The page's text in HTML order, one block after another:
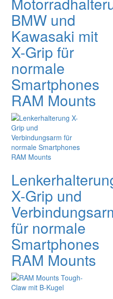
BMW und
Kawasaki mit
X-Grip für
normale
Smartphones
RAM Mounts
X-Grip und
für normale
Smartphones
RAM Mounts